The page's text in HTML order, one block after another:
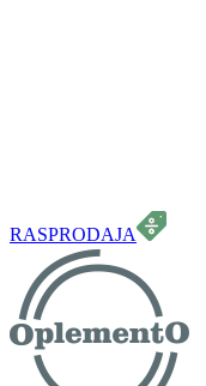
RASPRODAJA